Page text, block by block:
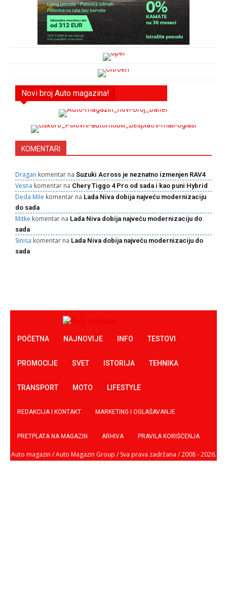
Novi broj Auto magazina!
KOMENTARI
Dragan komentar na Suzuki Across je neznatno izmenjen RAV4
Vesna komentar na Chery Tiggo 4 Pro od sada i kao puni Hybrid
Deda Mile komentar na Lada Niva dobija najveću modernizaciju
do sada
Mitke komentar na Lada Niva dobija najveću modernizaciju do
sada
Sinisa komentar na Lada Niva dobija najveću modernizaciju do
sada
POČETNA NAJNOVIJE INFO TESTOVI
PROMOCIJE SVET ISTORIJA TEHNIKA
TRANSPORT MOTO LIFESTYLE
REDAKCIJA I KONTAKT MARKETING I OGLAŠAVANJE
PRETPLATA NA MAGAZIN ARHIVA PRAVILA KORIŠĆENJA
Auto magazin / Auto Magazin Group / Sva prava zadržana / 2008 - 2026.